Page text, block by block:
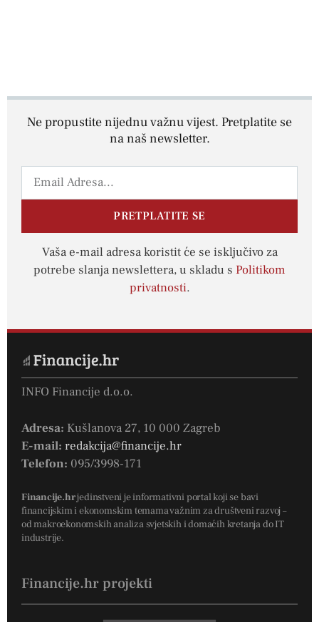
Ne propustite nijednu važnu vijest. Pretplatite se
na naš newsletter.
PRETPLATITE SE
Vaša e-mail adresa koristit će se isključivo za
potrebe slanja newslettera, u skladu s Politikom
privatnosti.
INFO Financije d.o.o.
Adresa: Kušlanova 27, 10 000 Zagreb
E-mail: redakcija@financije.hr
Telefon: 095/3998-171
Financije.hrjedinstveni je informativni portal koji se bavi
financijskim i ekonomskim temama važnim za društveni razvoj –
od makroekonomskih analiza svjetskih i domaćih kretanja do IT
industrije.
Financije.hr projekti